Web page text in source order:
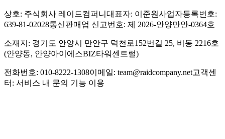
상호: 주식회사 레이드컴퍼니 대표자: 이준원사업자등록번호:
639-81-02028통신판매업 신고번호: 제 2026-안양만안-0364호
소재지: 경기도 안양시 만안구 덕천로152번길 25, 비동 2216호
(안양동, 안양아이에스BIZ타워센트럴)
전화번호: 010-8222-1308이메일: team@raidcompany.net고객센
터: 서비스 내 문의 기능 이용